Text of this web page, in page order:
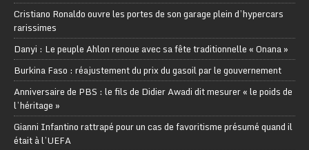
Cristiano Ronaldo ouvre les portes de son garage plein d’hypercars
rarissimes
Danyi : Le peuple Ahlon renoue avec sa fête traditionnelle « Onana »
Burkina Faso : réajustement du prix du gasoil par le gouvernement
Anniversaire de PBS : le fils de Didier Awadi dit mesurer « le poids de
l’héritage »
Gianni Infantino rattrapé pour un cas de favoritisme présumé quand il
était à l’UEFA